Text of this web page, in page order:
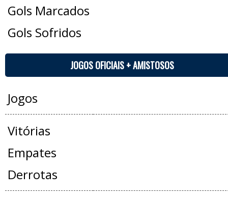
Gols Marcados
Gols Sofridos
JOGOS OFICIAIS + AMISTOSOS
Jogos
Vitórias
Empates
Derrotas